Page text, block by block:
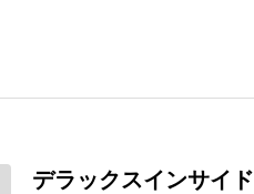
デラックスインサイド